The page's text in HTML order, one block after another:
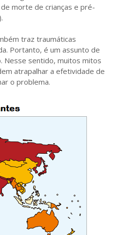
morte de crianças e pré-
traz traumáticas
Portanto, é um assunto de
Nesse sentido, muitos mitos
atrapalhar a efetividade de
o problema.